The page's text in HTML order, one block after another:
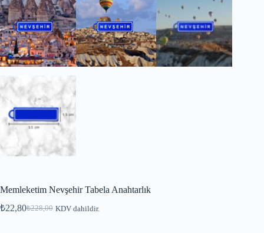
Memleketim Nevşehir Tabela Anahtarlık
₺228,00
₺22,80 KDV dahildir.